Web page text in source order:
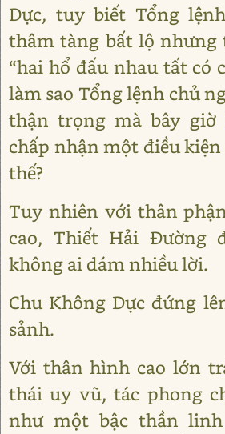
Dực, tuy biết Tổng
thâm tàng bất lộ nhưng
“hai hổ đấu nhau tất có
làm sao Tổng lệnh chủ
thận trọng mà bây giờ
chấp nhận một điều
thế?
Tuy nhiên với thân
cao, Thiết Hải Đường
không ai dám nhiều lời.
Chu Không Dực đứng
sảnh.
Với thân hình cao lớn
thái uy vũ, tác phong
như một bậc thần